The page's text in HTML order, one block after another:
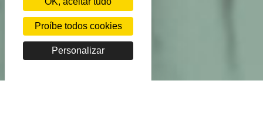
Proíbe todos cookies
Personalizar